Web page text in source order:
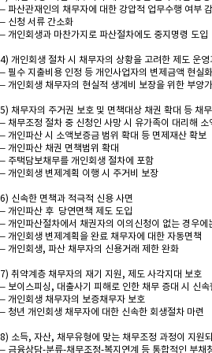
– 파산관재인의 채무자에 대한 강압적 업무수행 여부
– 신청 서류 간소화
– 개인회생과 마찬가지로 파산절차에도 중지명령 도입
4) 개인회생 절차 시 채무자의 상황을 고려한 제도 운
– 필수 지출비용 인정 등 개인사업자의 변제금액 현실
– 개인회생 채무자의 현실적 생계비 보장을 위한 부양
5) 채무자의 주거권 보호 및 면책대상 채권 확대 등 채
– 채무조정 절차 중 신청인 사망 시 유가족이 대리해
– 개인파산 시 소액보증금 범위 확대 등 면제재산 확보
– 개인파산 채권 면책범위 확대
– 주택담보채무를 개인회생 절차에 포함
– 개인회생 변제계획 이행 시 주거비 보장
6) 신속한 면책과 적극적 신용 사면
– 개인파산 후 당연면책 제도 도입
– 개인파산절차에서 채권자의 이의신청이 없는 경우
– 개인회생 변제계획을 완료 채무자에 대한 자동면책
– 개인회생, 파산 채무자의 신용거래 제한 완화
7) 취약계층 채무자의 재기 지원, 제도 사각지대 보호
– 보이스피싱, 대출사기 피해로 인한 채무 증대 시 신속
– 개인회생 채무자의 보증채무자 보호
– 청년 개인회생 채무자에 대한 신속한 회생절차 마련
8) 소득, 자산, 채무유형에 맞는 채무조정 과정이 지원
– 금융상담-분류-채무조정-복지연계 등 통합적인 부채